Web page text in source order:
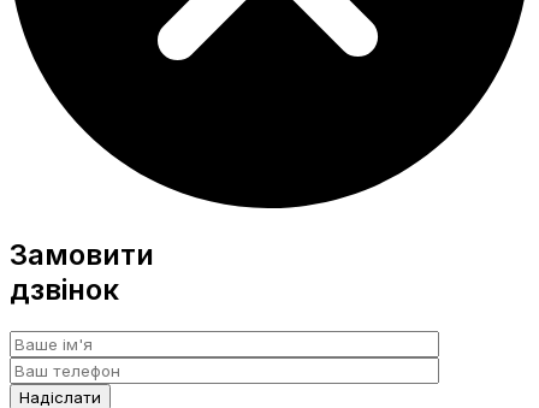
Замовити
дзвінок